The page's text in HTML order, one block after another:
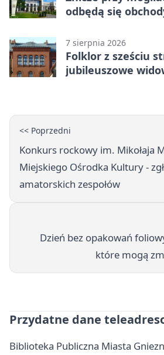
odbędą się
7 sierpnia 2026
Folklor z sześciu
jubileuszowe
<< Poprzedni
Konkurs rockowy im. Mikołaja
Miejskiego Ośrodka Kultury -
amatorskich zespołów
Dzień bez opakowań
które mogą
Przydatne dane
Biblioteka Publiczna Miasta